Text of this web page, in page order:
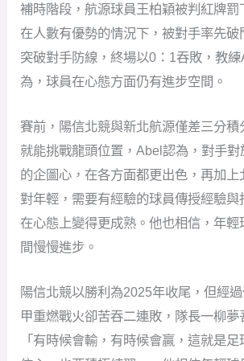
補時階段，航源球員王柏穎被判紅牌罰
在人數有優勢的情況下，被對手率先破
突破對手防線，終場以0：1吞敗，教
為，球員在心態方面仍有進步空間。
賽前，陽信北競與新北航源僅差三分積
就能挑戰龍頭位置，Abel認為，對手
的企圖心，在各方面都更出色，再加上
對年輕，需要有經驗的球員傳授經驗與
在心態上變得更成熟。他也相信，年輕
間慢慢進步。
陽信北競以勝利為2025年收尾，但經
甲重燃戰火卻苦吞二連敗，隊長一柳夢
「有時候會輸，有時候會贏，這就是